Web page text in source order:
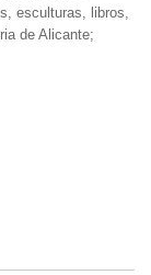
esculturas, libros,
de Alicante;